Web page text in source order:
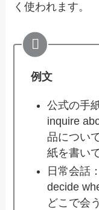
く使われます。
例文
公式の手
inquire
品につい
紙を書い
日常会話
decide
どこで会